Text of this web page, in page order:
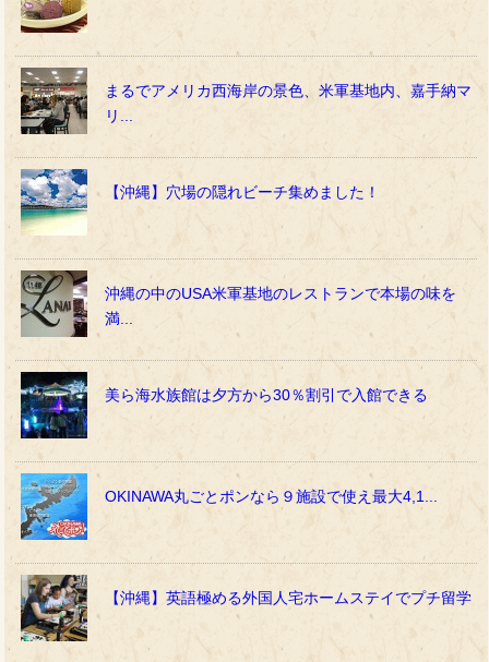
まるでアメリカ西海岸の景色、米軍基地内、嘉手納マ
リ...
【沖縄】穴場の隠れビーチ集めました！
沖縄の中のUSA米軍基地のレストランで本場の味を
満...
美ら海水族館は夕方から30％割引で入館できる
OKINAWA丸ごとポンなら９施設で使え最大4,1...
【沖縄】英語極める外国人宅ホームステイでプチ留学